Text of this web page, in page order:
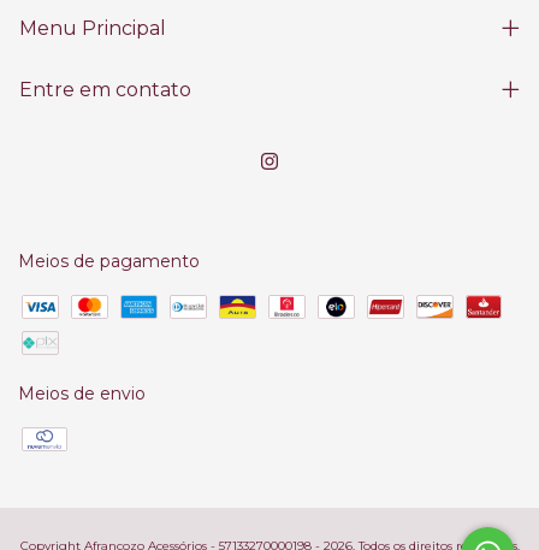
Menu Principal
Entre em contato
Meios de pagamento
Meios de envio
Copyright Afrancozo Acessórios - 57133270000198 - 2026. Todos os direitos reservados.